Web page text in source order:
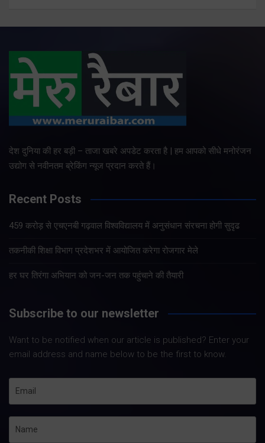
देश दुनिया की हर बड़ी – ताजा खबरे अपडेट करता है | हम आपको सीधे मनोरंजन
उद्योग से नवीनतम ब्रेकिंग न्यूज प्रदान करते हैं।
Recent Posts
459 करोड़ से एचएनबी गढ़वाल विश्वविद्यालय में अनुसंधान संरचना होगी सुदृढ
तकनीकी शिक्षा विभाग प्रदेशभर में आयोजित करेगा रोजगार मेले
हर घर तिरंगा अभियान को जन-जन तक पहुंचाने की तैयारी
Subscribe to our newsletter
Want to be notified when our article is published? Enter your
email address and name below to be the first to know.